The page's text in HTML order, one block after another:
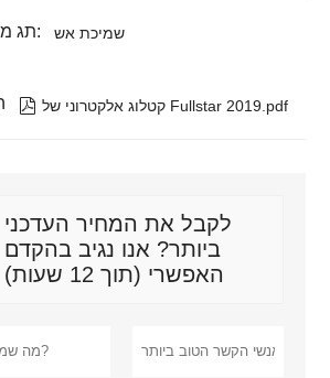
תג מוצרים: שמיכת אש
 קטלוג אלקטרוני של Fullstar 2019.pdf
לקבל את המחיר העדכני
ביותר? אנו נגיב בהקדם
האפשרי (תוך 12 שעות)